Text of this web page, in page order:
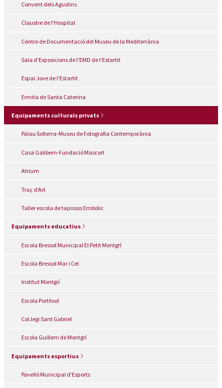
Convent dels Agustins
Claustre de l'Hospital
Centre de Documentació del Museu de la Mediterrània
Sala d'Exposicions de l'EMD de l'Estartit
Espai Jove de l'Estartit
Ermita de Santa Caterina
Equipaments culturals privats
Palau Solterra-Museu de Fotografia Contemporània
Casa Galibern-Fundació Mascort
Atrium
Traç d'Art
Taller escola de tapissos Embolic
Equipaments educatius
Escola Bressol Municipal El Petit Montgrí
Escola Bressol Mar i Cel
Institut Montgrí
Escola Portitxol
Col.legi Sant Gabriel
Escola Guillem de Montgrí
Equipaments esportius
Pavelló Municipal d'Esports